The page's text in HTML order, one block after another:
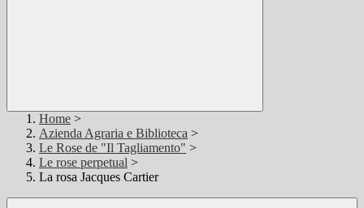
Home >
Azienda Agraria e Biblioteca >
Le Rose de "Il Tagliamento" >
Le rose perpetual >
La rosa Jacques Cartier